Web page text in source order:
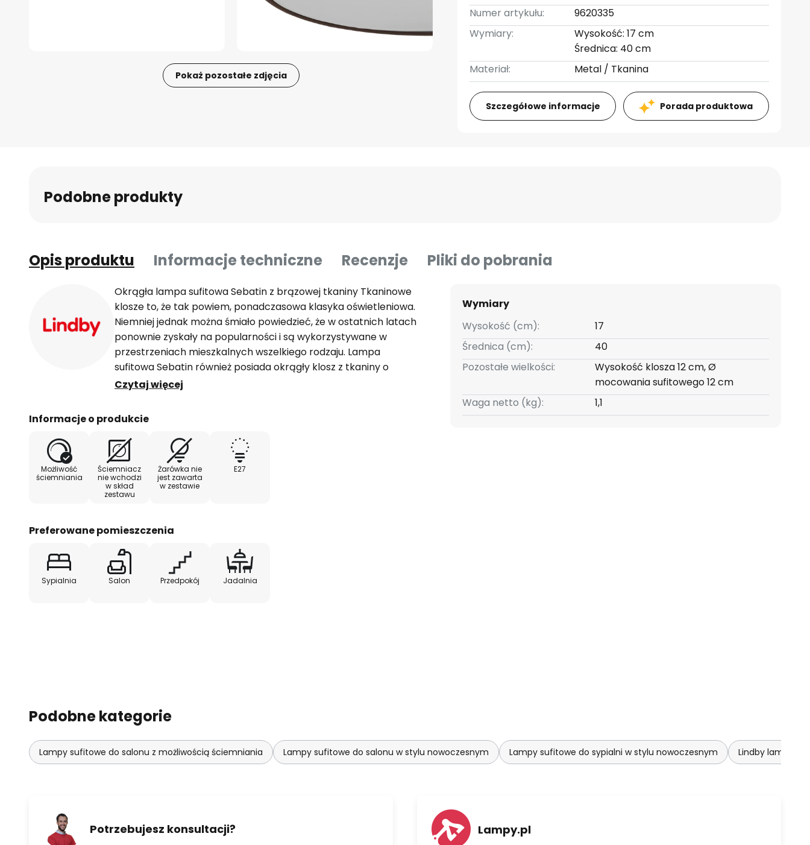
Pokaż pozostałe zdjęcia
Numer artykułu:
9620335
Wymiary:
Wysokość: 17 cm
Średnica: 40 cm
Materiał:
Metal / Tkanina
Szczegółowe informacje Porada produktowa
Podobne produkty
Opis produktu Informacje techniczne Recenzje Pliki do pobrania
Okrągła lampa sufitowa Sebatin z brązowej tkaniny Tkaninowe
klosze to, że tak powiem, ponadczasowa klasyka oświetleniowa.
Niemniej jednak można śmiało powiedzieć, że w ostatnich latach
ponownie zyskały na popularności i są wykorzystywane w
przestrzeniach mieszkalnych wszelkiego rodzaju. Lampa
sufitowa Sebatin również posiada okrągły klosz z tkaniny o
cylindrycznym kształcie. Na zewnątrz ma piękny klosz w
spodu pokryty jest białą tkaniną. Pozwala to Sebatin na
jednocześnie dobrą jasność podstawową, ponieważ oprawa jest
wyposażona łącznie w trzy oprawy E27, które można wyposażyć
w źródła światła wybrane przez konsumenta. Konsumentom
szczególnie zaleca się stosowanie źródeł światła LED, ponieważ
Czytaj więcej
Informacje o produkcie
Możliwość
ściemniania
Ściemniacz
nie wchodzi
w skład
zestawu
Żarówka nie
jest zawarta
w zestawie
E27
Preferowane pomieszczenia
Sypialnia Salon Przedpokój Jadalnia
Wymiary
Wysokość (cm):
17
Średnica (cm):
40
Pozostałe wielkości:
Wysokość klosza 12 cm, Ø
mocowania sufitowego 12 cm
Waga netto (kg):
1,1
Podobne kategorie
Lampy sufitowe do salonu z możliwością ściemniania Lampy sufitowe do salonu w stylu nowoczesnym Lampy sufitowe do sypialni w stylu nowoczesnym Lindby lampy
Potrzebujesz konsultacji? Lampy.pl